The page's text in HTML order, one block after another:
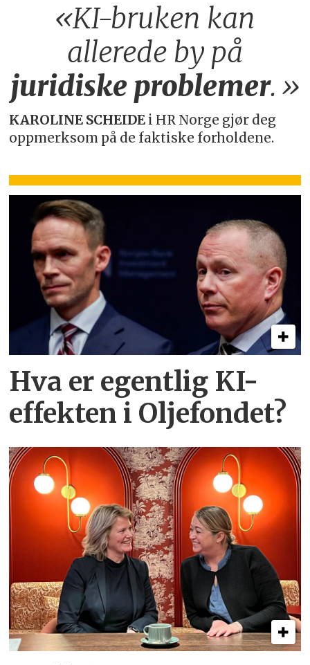
«KI-bruken kan
allerede by på
juridiske problemer.»
KAROLINE SCHEIDE i HR Norge gjør deg
oppmerksom på de faktiske forholdene.
Hva er egentlig KI-
effekten i Oljefondet?